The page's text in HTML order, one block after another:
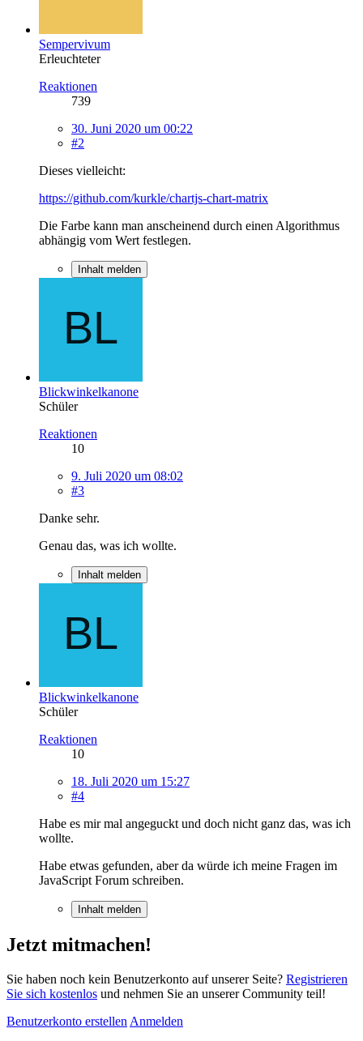
Sempervivum
Erleuchteter
Reaktionen
739
30. Juni 2020 um 00:22
#2
Dieses vielleicht:
https://github.com/kurkle/chartjs-chart-matrix
Die Farbe kann man anscheinend durch einen Algorithmus
abhängig vom Wert festlegen.
Inhalt melden
Blickwinkelkanone
Schüler
Reaktionen
10
9. Juli 2020 um 08:02
#3
Danke sehr.
Genau das, was ich wollte.
Inhalt melden
Blickwinkelkanone
Schüler
Reaktionen
10
18. Juli 2020 um 15:27
#4
Habe es mir mal angeguckt und doch nicht ganz das, was ich
wollte.
Habe etwas gefunden, aber da würde ich meine Fragen im
JavaScript Forum schreiben.
Inhalt melden
Jetzt mitmachen!
Sie haben noch kein Benutzerkonto auf unserer Seite? Registrieren
Sie sich kostenlos und nehmen Sie an unserer Community teil!
Benutzerkonto erstellen Anmelden